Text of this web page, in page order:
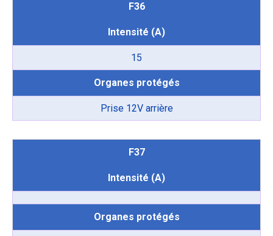
F36
Intensité (A)
15
Organes protégés
Prise 12V arrière
F37
Intensité (A)
Organes protégés